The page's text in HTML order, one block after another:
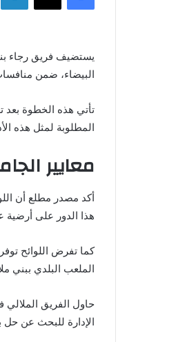
يستضيف فريق رجاء
البيضاء، ضمن
تأتي هذه الخطوة بعد
المطلوبة لمثل هذه
معايير
أكد مصدر مطلع أن
هذا الدور على
كما تفرض اللوائح
الملعب البلدي ببني
حاول الفريق الملالي
الإدارة للبحث عن حل